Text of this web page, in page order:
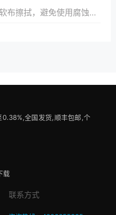
，避免使用腐蚀性清洁剂。
0.38%,全国发货,顺丰包邮,个
载
联系方式